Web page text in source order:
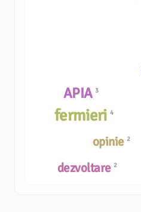
opinie 2
dezvoltare 2
APIA 3
fermieri 4